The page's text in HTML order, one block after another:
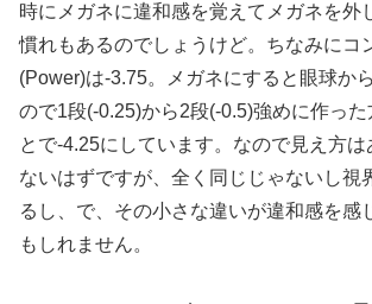
時にメガネに違和感を覚えてメガネを外
慣れもあるのでしょうけど。ちなみにコ
(Power)は-3.75。メガネにすると眼球か
ので1段(-0.25)から2段(-0.5)強めに作った
とで-4.25にしています。なので見え方は
ないはずですが、全く同じじゃないし視
るし、で、その小さな違いが違和感を感
もしれません。